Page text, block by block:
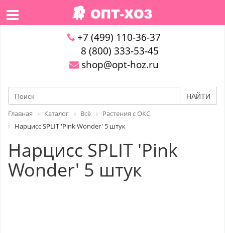
+7 (499) 110-36-37
8 (800) 333-53-45
shop@opt-hoz.ru
НАЙТИ
Главная Каталог Всё
Растения с ОКС
Нарцисс SPLIT 'Pink Wonder' 5 штук
Нарцисс SPLIT 'Pink
Wonder' 5 штук